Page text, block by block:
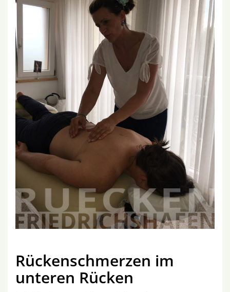
Rückenschmerzen im
unteren Rücken